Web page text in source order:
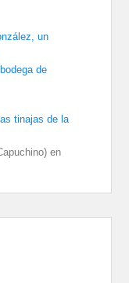
un
de
tinajas de la
en